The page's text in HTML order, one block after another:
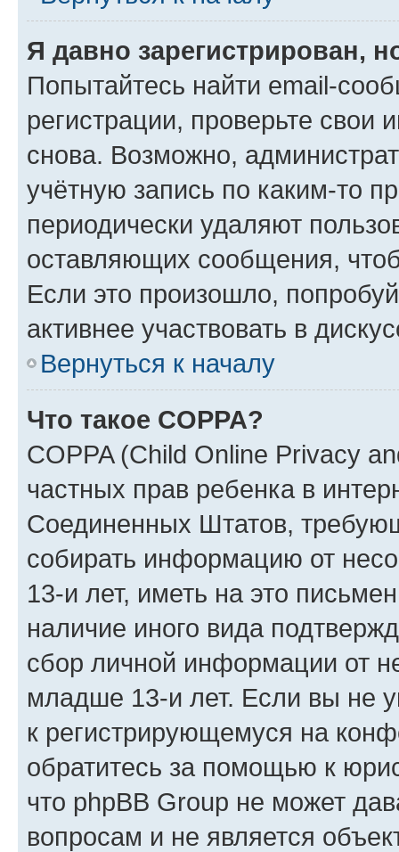
Я давно зарегистрирован,
Попытайтесь найти email-
регистрации, проверьте свои
снова. Возможно,
учётную запись по каким-то
периодически удаляют
оставляющих сообщения,
Если это произошло,
активнее участвовать в
Вернуться к началу
Что такое COPPA?
COPPA (Child Online Privacy
частных прав ребенка в
Соединенных Штатов,
собирать информацию от
13-и лет, иметь на это
наличие иного вида
сбор личной информации от
младше 13-и лет. Если вы не
к регистрирующемуся на
обратитесь за помощью к
что phpBB Group не может
вопросам и не является